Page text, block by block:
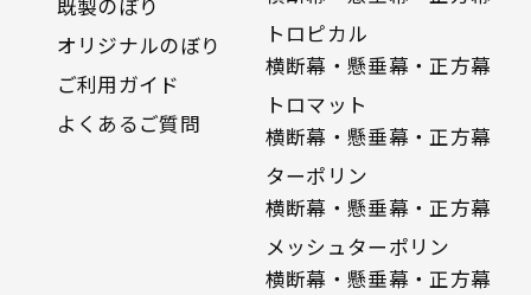
既製のぼり
オリジナルのぼり
ご利用ガイド
よくあるご質問
トロピカル
横断幕・懸垂幕・正方幕
トロマット
横断幕・懸垂幕・正方幕
ターポリン
横断幕・懸垂幕・正方幕
メッシュターポリン
横断幕・懸垂幕・正方幕